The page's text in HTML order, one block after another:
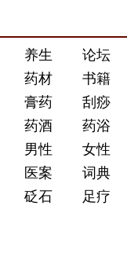
养生
论坛
药材
书籍
膏药
刮痧
药酒
药浴
男性
女性
医案
词典
砭石 足疗